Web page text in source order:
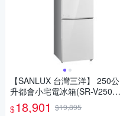
【SANLUX 台灣三洋】 250公
升都會小宅電冰箱(SR-V250B
F)
$18,901 $19,895